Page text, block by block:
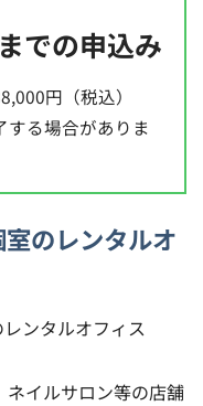
での申込み
円（税込）
る場合がありま
のレンタルオ
ンタルオフィス
イルサロン等の店舗